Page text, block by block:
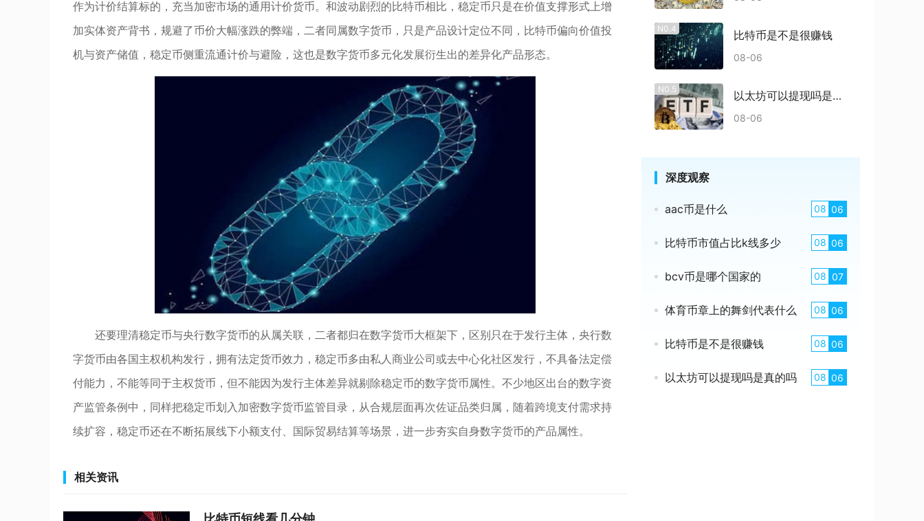
作为计价结算标的，充当加密市场的通用计价货币。和波动剧烈的比特币相比，稳定币只是在价值支撑形式上增
加实体资产背书，规避了币价大幅涨跌的弊端，二者同属数字货币，只是产品设计定位不同，比特币偏向价值投
机与资产储值，稳定币侧重流通计价与避险，这也是数字货币多元化发展衍生出的差异化产品形态。
还要理清稳定币与央行数字货币的从属关联，二者都归在数字货币大框架下，区别只在于发行主体，央行数
字货币由各国主权机构发行，拥有法定货币效力，稳定币多由私人商业公司或去中心化社区发行，不具备法定偿
付能力，不能等同于主权货币，但不能因为发行主体差异就剔除稳定币的数字货币属性。不少地区出台的数字资
产监管条例中，同样把稳定币划入加密数字货币监管目录，从合规层面再次佐证品类归属，随着跨境支付需求持
续扩容，稳定币还在不断拓展线下小额支付、国际贸易结算等场景，进一步夯实自身数字货币的产品属性。
相关资讯
N0.4 比特币是不是很赚钱
08-06
N0.5 以太坊可以提现吗是真的吗
08-06
深度观察
aac币是什么 08 06
比特币市值占比k线多少 08 06
bcv币是哪个国家的 08 07
体育币章上的舞剑代表什么 08 06
比特币是不是很赚钱 08 06
以太坊可以提现吗是真的吗 08 06